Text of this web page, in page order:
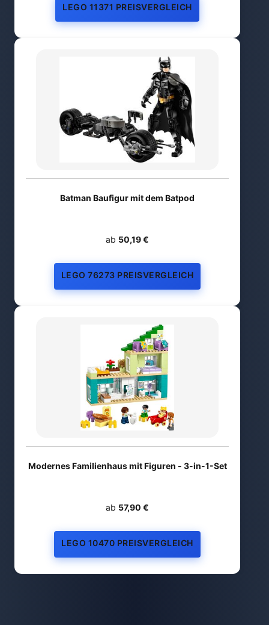
LEGO 11371 PREISVERGLEICH
Batman Baufigur mit dem Batpod
ab 50,19 €
LEGO 76273 PREISVERGLEICH
Modernes Familienhaus mit Figuren - 3-in-1-Set
ab 57,90 €
LEGO 10470 PREISVERGLEICH